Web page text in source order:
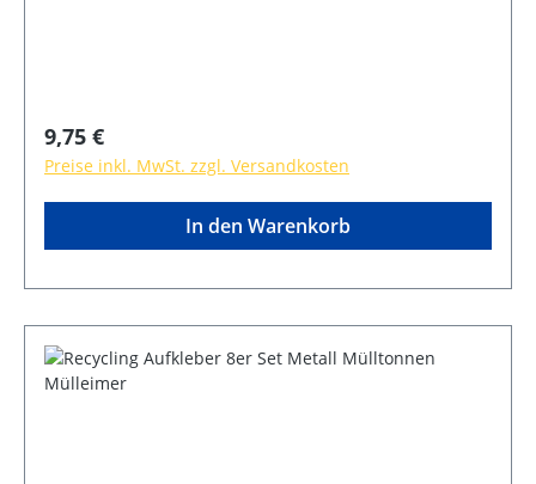
Regulärer Preis:
9,75 €
Preise inkl. MwSt. zzgl. Versandkosten
In den Warenkorb